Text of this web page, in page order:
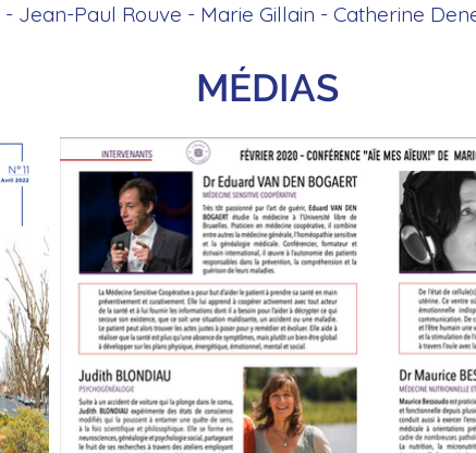
Jean-Paul Rouve - Marie Gillain - Catherine
MÉDIAS